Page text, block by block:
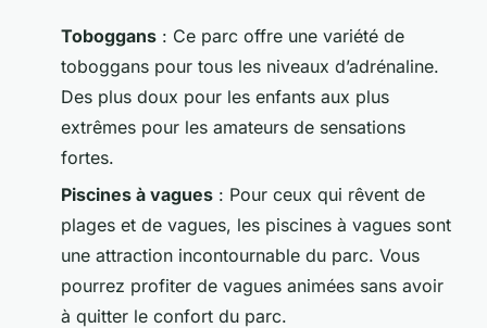
Toboggans : Ce parc offre une variété de
toboggans pour tous les niveaux d’adrénaline.
Des plus doux pour les enfants aux plus
extrêmes pour les amateurs de sensations
fortes.
Piscines à vagues : Pour ceux qui rêvent de
plages et de vagues, les piscines à vagues sont
une attraction incontournable du parc. Vous
pourrez profiter de vagues animées sans avoir
à quitter le confort du parc.